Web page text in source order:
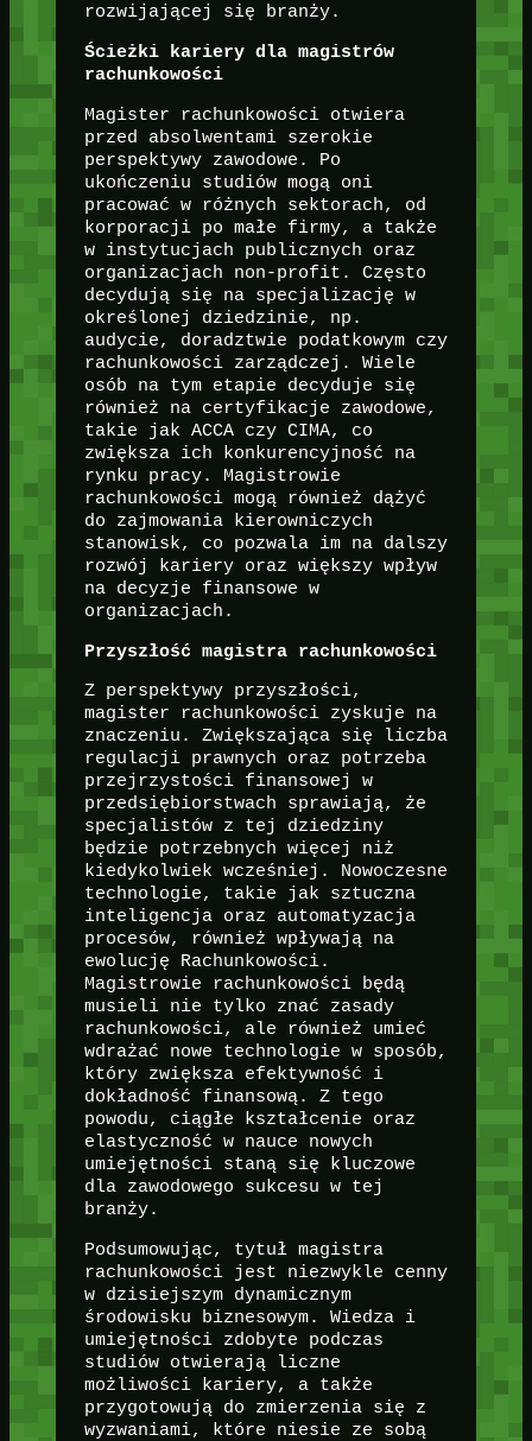
rozwijającej się branży.
Ścieżki kariery dla magistrów
rachunkowości
Magister rachunkowości otwiera
przed absolwentami szerokie
perspektywy zawodowe. Po
ukończeniu studiów mogą oni
pracować w różnych sektorach, od
korporacji po małe firmy, a także
w instytucjach publicznych oraz
organizacjach non-profit. Często
decydują się na specjalizację w
określonej dziedzinie, np.
audycie, doradztwie podatkowym czy
rachunkowości zarządczej. Wiele
osób na tym etapie decyduje się
również na certyfikacje zawodowe,
takie jak ACCA czy CIMA, co
zwiększa ich konkurencyjność na
rynku pracy. Magistrowie
rachunkowości mogą również dążyć
do zajmowania kierowniczych
stanowisk, co pozwala im na dalszy
rozwój kariery oraz większy wpływ
na decyzje finansowe w
organizacjach.
Przyszłość magistra rachunkowości
Z perspektywy przyszłości,
magister rachunkowości zyskuje na
znaczeniu. Zwiększająca się liczba
regulacji prawnych oraz potrzeba
przejrzystości finansowej w
przedsiębiorstwach sprawiają, że
specjalistów z tej dziedziny
będzie potrzebnych więcej niż
kiedykolwiek wcześniej. Nowoczesne
technologie, takie jak sztuczna
inteligencja oraz automatyzacja
procesów, również wpływają na
ewolucję Rachunkowości.
Magistrowie rachunkowości będą
musieli nie tylko znać zasady
rachunkowości, ale również umieć
wdrażać nowe technologie w sposób,
który zwiększa efektywność i
dokładność finansową. Z tego
powodu, ciągłe kształcenie oraz
elastyczność w nauce nowych
umiejętności staną się kluczowe
dla zawodowego sukcesu w tej
branży.
Podsumowując, tytuł magistra
rachunkowości jest niezwykle cenny
w dzisiejszym dynamicznym
środowisku biznesowym. Wiedza i
umiejętności zdobyte podczas
studiów otwierają liczne
możliwości kariery, a także
przygotowują do zmierzenia się z
wyzwaniami, które niesie ze sobą